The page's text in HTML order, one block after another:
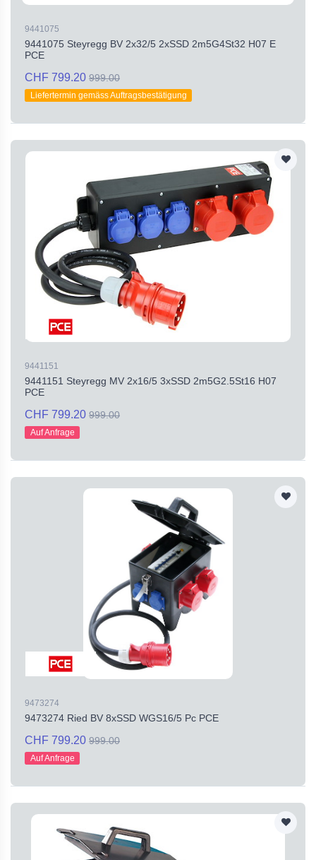
9441075
9441075 Steyregg BV 2x32/5 2xSSD 2m5G4St32 H07 E
PCE
CHF 799.20 999.00
Liefertermin gemäss Auftragsbestätigung
9441151
9441151 Steyregg MV 2x16/5 3xSSD 2m5G2.5St16 H07
PCE
CHF 799.20 999.00
Auf Anfrage
9473274
9473274 Ried BV 8xSSD WGS16/5 Pc PCE
CHF 799.20 999.00
Auf Anfrage